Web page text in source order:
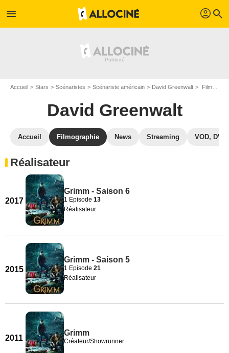
menu profil search
Accueil Stars Scénaristes Scénariste américain David Greenwalt Filmographie David Greenwalt
David Greenwalt
Accueil Filmographie News Streaming VOD, DVD
Réalisateur
2017
Grimm - Saison 6
1 Episode 13
Réalisateur
2015
Grimm - Saison 5
1 Episode 21
Réalisateur
2011
Grimm
Créateur/Showrunner